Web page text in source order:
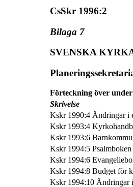
CsSkr 1996:2
Bilaga 7
SVENSKA
Förteckning över
Skrivelse
Kskr 1990:4 Ändringar i
Kskr 1993:4
Kskr 1993:6
Kskr 1994:5 Psalmboken
Kskr 1994:6
Kskr 1994:8 Budget för
Kskr 1994:10 Ändringar